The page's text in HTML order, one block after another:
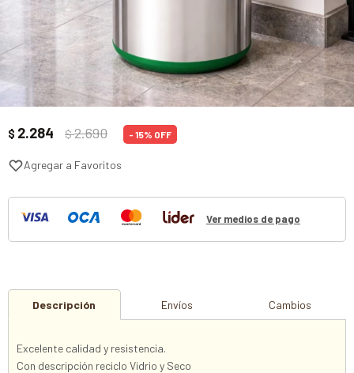
$ 2.284 $2.690 15
Ver medios de pago
Descripción Envíos Cambios
Excelente calidad y resistencia.
Con descripción reciclo Vidrio y Seco